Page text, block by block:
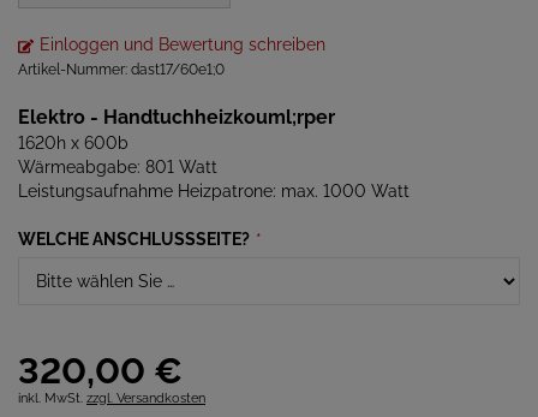
Einloggen und Bewertung schreiben
Artikel-Nummer: dast17/60e1;0
Elektro - Handtuchheizkouml;rper
1620h x 600b
Wärmeabgabe: 801 Watt
Leistungsaufnahme Heizpatrone: max. 1000 Watt
WELCHE ANSCHLUSSSEITE? *
320,00 €
inkl. MwSt. zzgl. Versandkosten